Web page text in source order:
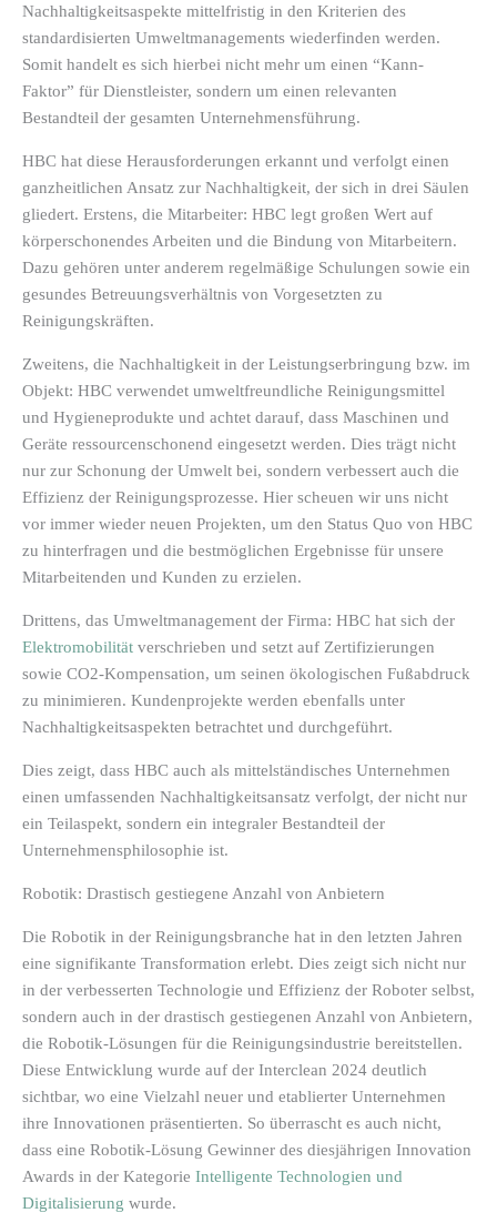
Nachhaltigkeitsaspekte mittelfristig in den Kriterien des
standardisierten Umweltmanagements wiederfinden werden.
Somit handelt es sich hierbei nicht mehr um einen “Kann-
Faktor” für Dienstleister, sondern um einen relevanten
Bestandteil der gesamten Unternehmensführung.
HBC hat diese Herausforderungen erkannt und verfolgt einen
ganzheitlichen Ansatz zur Nachhaltigkeit, der sich in drei Säulen
gliedert. Erstens, die Mitarbeiter: HBC legt großen Wert auf
körperschonendes Arbeiten und die Bindung von Mitarbeitern.
Dazu gehören unter anderem regelmäßige Schulungen sowie ein
gesundes Betreuungsverhältnis von Vorgesetzten zu
Reinigungskräften.
Zweitens, die Nachhaltigkeit in der Leistungserbringung bzw. im
Objekt: HBC verwendet umweltfreundliche Reinigungsmittel
und Hygieneprodukte und achtet darauf, dass Maschinen und
Geräte ressourcenschonend eingesetzt werden. Dies trägt nicht
nur zur Schonung der Umwelt bei, sondern verbessert auch die
Effizienz der Reinigungsprozesse. Hier scheuen wir uns nicht
vor immer wieder neuen Projekten, um den Status Quo von HBC
zu hinterfragen und die bestmöglichen Ergebnisse für unsere
Mitarbeitenden und Kunden zu erzielen.
Drittens, das Umweltmanagement der Firma: HBC hat sich der
Elektromobilität verschrieben und setzt auf Zertifizierungen
sowie CO2-Kompensation, um seinen ökologischen Fußabdruck
zu minimieren. Kundenprojekte werden ebenfalls unter
Nachhaltigkeitsaspekten betrachtet und durchgeführt.
Dies zeigt, dass HBC auch als mittelständisches Unternehmen
einen umfassenden Nachhaltigkeitsansatz verfolgt, der nicht nur
ein Teilaspekt, sondern ein integraler Bestandteil der
Unternehmensphilosophie ist.
Robotik: Drastisch gestiegene Anzahl von Anbietern
Die Robotik in der Reinigungsbranche hat in den letzten Jahren
eine signifikante Transformation erlebt. Dies zeigt sich nicht nur
in der verbesserten Technologie und Effizienz der Roboter selbst,
sondern auch in der drastisch gestiegenen Anzahl von Anbietern,
die Robotik-Lösungen für die Reinigungsindustrie bereitstellen.
Diese Entwicklung wurde auf der Interclean 2024 deutlich
sichtbar, wo eine Vielzahl neuer und etablierter Unternehmen
ihre Innovationen präsentierten. So überrascht es auch nicht,
dass eine Robotik-Lösung Gewinner des diesjährigen Innovation
Awards in der Kategorie Intelligente Technologien und
Digitalisierung wurde.